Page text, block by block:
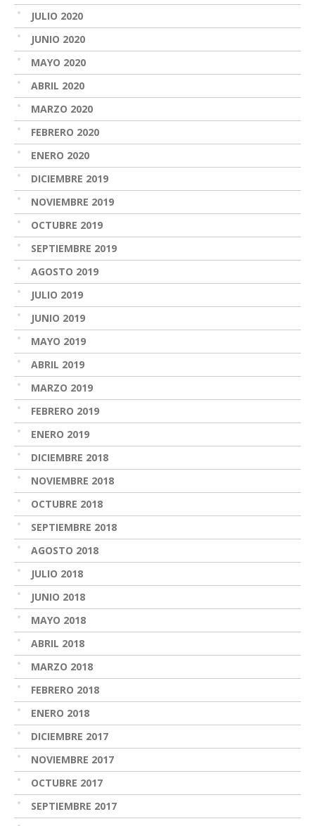
JULIO 2020
JUNIO 2020
MAYO 2020
ABRIL 2020
MARZO 2020
FEBRERO 2020
ENERO 2020
DICIEMBRE 2019
NOVIEMBRE 2019
OCTUBRE 2019
SEPTIEMBRE 2019
AGOSTO 2019
JULIO 2019
JUNIO 2019
MAYO 2019
ABRIL 2019
MARZO 2019
FEBRERO 2019
ENERO 2019
DICIEMBRE 2018
NOVIEMBRE 2018
OCTUBRE 2018
SEPTIEMBRE 2018
AGOSTO 2018
JULIO 2018
JUNIO 2018
MAYO 2018
ABRIL 2018
MARZO 2018
FEBRERO 2018
ENERO 2018
DICIEMBRE 2017
NOVIEMBRE 2017
OCTUBRE 2017
SEPTIEMBRE 2017